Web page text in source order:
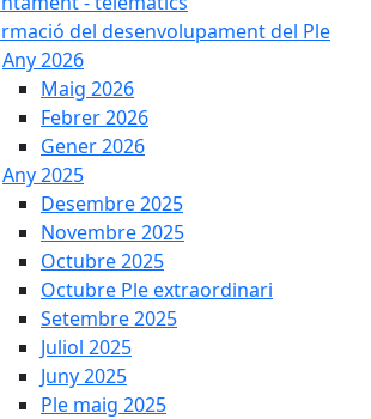
del desenvolupament del Ple
Any 2026
Maig 2026
Febrer 2026
Gener 2026
Any 2025
Desembre 2025
Novembre 2025
Octubre 2025
Octubre Ple extraordinari
Setembre 2025
Juliol 2025
Juny 2025
Ple maig 2025